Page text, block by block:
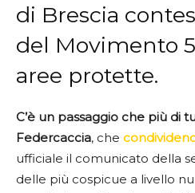
di Brescia
del Movimento
aree protette.
C’è un passaggio che più di
Federcaccia, che
ufficiale il comunicato della
delle più cospicue a livello